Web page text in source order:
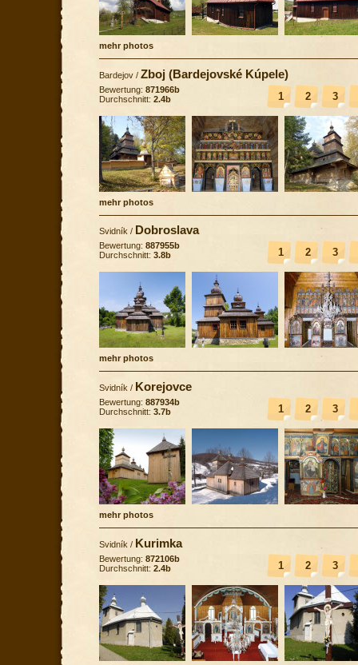
mehr photos
Bardejov / Zboj (Bardejovské Kúpele)
1 2 3
Bewertung: 871966b
Durchschnitt: 2.4b
mehr photos
Svidník / Dobroslava
1 2 3
Bewertung: 887955b
Durchschnitt: 3.8b
mehr photos
Svidník / Korejovce
1 2 3
Bewertung: 887934b
Durchschnitt: 3.7b
mehr photos
Svidník / Kurimka
1 2 3
Bewertung: 872106b
Durchschnitt: 2.4b